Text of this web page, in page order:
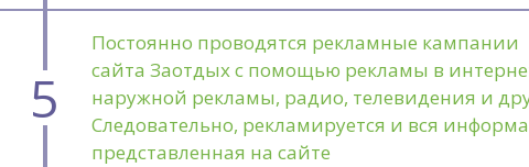
5
Постоянно проводятся рекламные кампании
сайта Заотдых с помощью рекламы в
наружной рекламы, радио, телевидения и
Следовательно, рекламируется и вся
представленная на сайте